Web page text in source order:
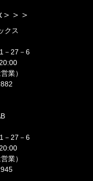
＞＞
クス
－27－6
業）
－27－6
業）